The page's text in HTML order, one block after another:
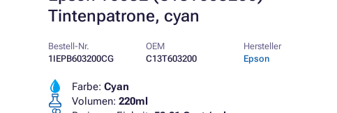
Tintenpatrone, cyan
Bestell-Nr.
1IEPB603200CG
OEM
C13T603200
Hersteller
Epson
Farbe: Cyan
Volumen: 220ml